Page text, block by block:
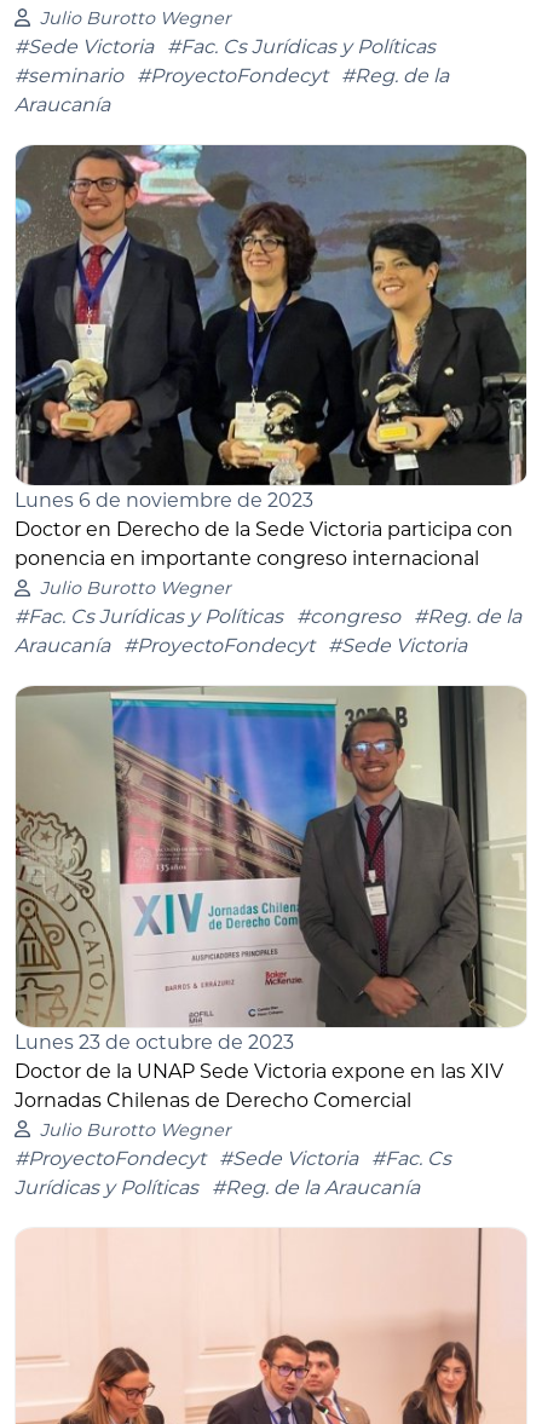
Julio Burotto Wegner
#Sede Victoria
#Fac. Cs Jurídicas y Políticas
#seminario
#ProyectoFondecyt
#Reg. de la
Araucanía
Lunes 6 de noviembre de 2023
Doctor en Derecho de la Sede Victoria participa con
ponencia en importante congreso internacional
Julio Burotto Wegner
#Fac. Cs Jurídicas y Políticas #congreso
#Reg. de la
Araucanía
#ProyectoFondecyt #Sede Victoria
Lunes 23 de octubre de 2023
Doctor de la UNAP Sede Victoria expone en las XIV
Jornadas Chilenas de Derecho Comercial
Julio Burotto Wegner
#ProyectoFondecyt #Sede Victoria
#Fac. Cs
Jurídicas y Políticas
#Reg. de la Araucanía